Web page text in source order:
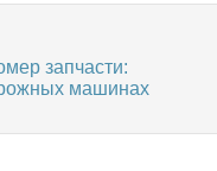
запчасти:
машинах